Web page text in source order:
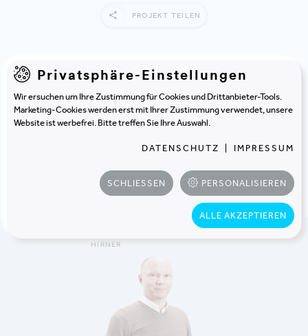
PROJEKT TEILEN
PROJEKTTEAM
Haben Sie noch Fragen, dann
kontaktieren Sie uns am
besten gleich!
HIRNER
Privatsphäre-Einstellungen
Wir ersuchen um Ihre Zustimmung für Cookies und Drittanbieter-Tools.
Marketing-Cookies werden erst mit Ihrer Zustimmung verwendet, unsere
Website ist werbefrei. Bitte treffen Sie Ihre Auswahl.
DATENSCHUTZ IMPRESSUM
SCHLIESSEN PERSONALISIEREN
ALLE AKZEPTIEREN